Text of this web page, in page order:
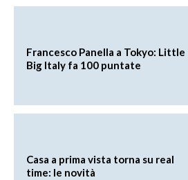
Francesco Panella a Tokyo: Little
Big Italy fa 100 puntate
Casa a prima vista torna su real
time: le novità